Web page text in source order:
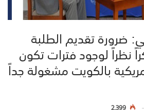
ضرورة تقديم الطلبة
نظراً لوجود فترات تكون
بالكويت مشغولة جداً